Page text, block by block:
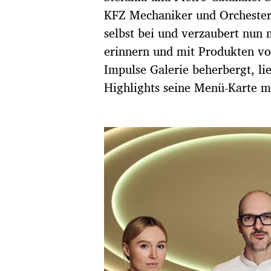
KFZ Mechaniker und
selbst bei und verzaubert
erinnern und mit Produkten
Impulse Galerie beherbergt,
Highlights seine Menü-Karte